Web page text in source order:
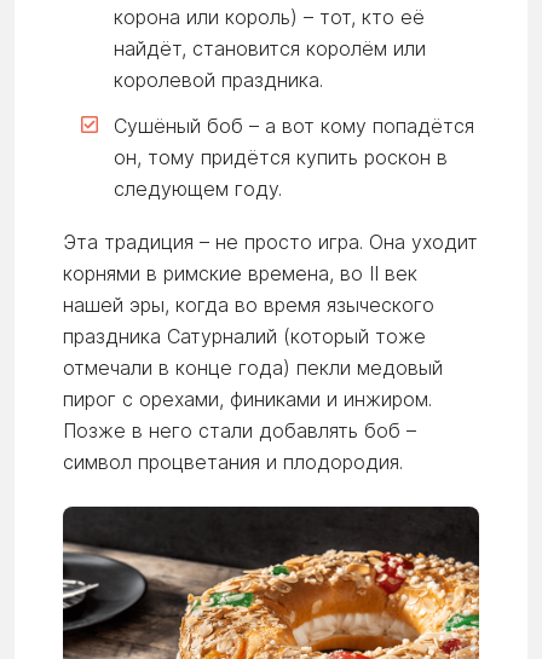
корона или король) – тот, кто её
найдёт, становится королём или
королевой праздника.
Сушёный боб – а вот кому попадётся
он, тому придётся купить роскон в
следующем году.
Эта традиция – не просто игра. Она уходит
корнями в римские времена, во II век
нашей эры, когда во время языческого
праздника Сатурналий (который тоже
отмечали в конце года) пекли медовый
пирог с орехами, финиками и инжиром.
Позже в него стали добавлять боб –
символ процветания и плодородия.